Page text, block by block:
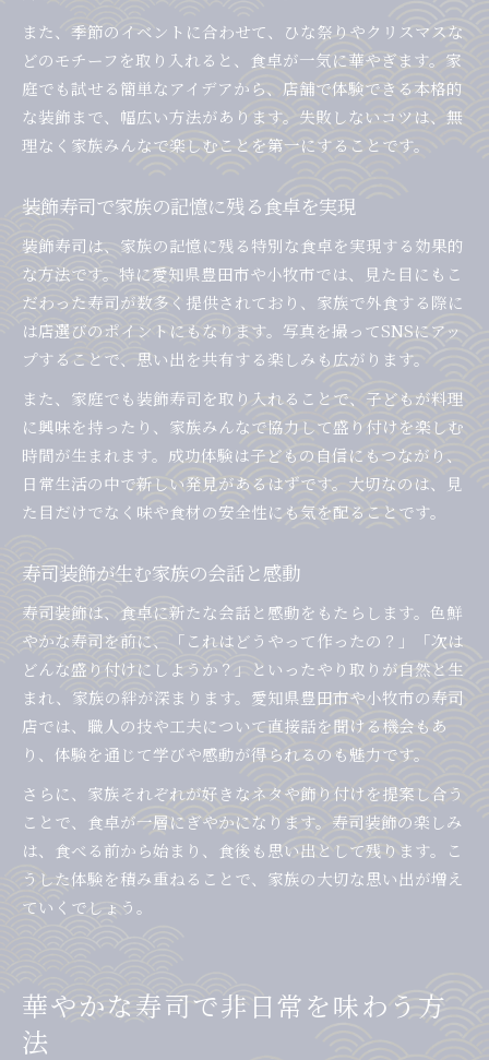
また、季節のイベントに合わせて、ひな祭りやクリスマスな
どのモチーフを取り入れると、食卓が一気に華やぎます。家
庭でも試せる簡単なアイデアから、店舗で体験できる本格的
な装飾まで、幅広い方法があります。失敗しないコツは、無
理なく家族みんなで楽しむことを第一にすることです。
装飾寿司で家族の記憶に残る食卓を実現
装飾寿司は、家族の記憶に残る特別な食卓を実現する効果的
な方法です。特に愛知県豊田市や小牧市では、見た目にもこ
だわった寿司が数多く提供されており、家族で外食する際に
は店選びのポイントにもなります。写真を撮ってSNSにアッ
プすることで、思い出を共有する楽しみも広がります。
また、家庭でも装飾寿司を取り入れることで、子どもが料理
に興味を持ったり、家族みんなで協力して盛り付けを楽しむ
時間が生まれます。成功体験は子どもの自信にもつながり、
日常生活の中で新しい発見があるはずです。大切なのは、見
た目だけでなく味や食材の安全性にも気を配ることです。
寿司装飾が生む家族の会話と感動
寿司装飾は、食卓に新たな会話と感動をもたらします。色鮮
やかな寿司を前に、「これはどうやって作ったの？」「次は
どんな盛り付けにしようか？」といったやり取りが自然と生
まれ、家族の絆が深まります。愛知県豊田市や小牧市の寿司
店では、職人の技や工夫について直接話を聞ける機会もあ
り、体験を通じて学びや感動が得られるのも魅力です。
さらに、家族それぞれが好きなネタや飾り付けを提案し合う
ことで、食卓が一層にぎやかになります。寿司装飾の楽しみ
は、食べる前から始まり、食後も思い出として残ります。こ
うした体験を積み重ねることで、家族の大切な思い出が増え
ていくでしょう。
華やかな寿司で非日常を味わう方
法